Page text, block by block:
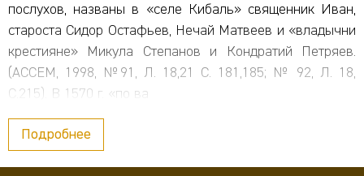
послухов, названы в «селе Кибаль» священник Иван,
староста Сидор Остафьев, Нечай Матвеев и «владычни
крестияне» Микула Степанов и Кондратий Петряев.
(АССЕМ, 1998, №91, Л. 18,21 С. 181,185; № 92, Л. 18,
С.215). В 1570 г. «по ва
Подробнее